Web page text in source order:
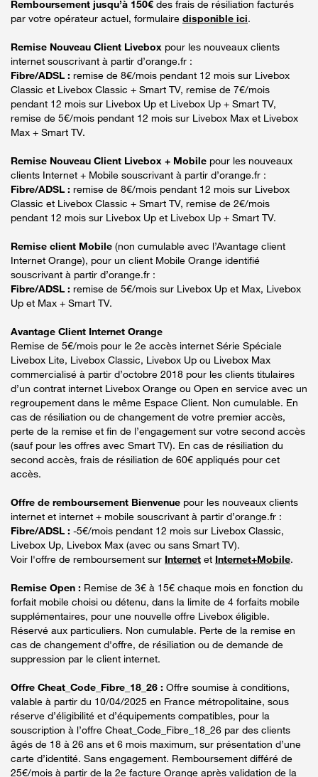
Remboursement jusqu’à 150€ des frais de résiliation facturés
par votre opérateur actuel, formulaire disponible ici.
Remise Nouveau Client Livebox pour les nouveaux clients
internet souscrivant à partir d’orange.fr :
Fibre/ADSL : remise de 8€/mois pendant 12 mois sur Livebox
Classic et Livebox Classic + Smart TV, remise de 7€/mois
pendant 12 mois sur Livebox Up et Livebox Up + Smart TV,
remise de 5€/mois pendant 12 mois sur Livebox Max et Livebox
Max + Smart TV.
Remise Nouveau Client Livebox + Mobile pour les nouveaux
clients Internet + Mobile souscrivant à partir d’orange.fr :
Fibre/ADSL : remise de 8€/mois pendant 12 mois sur Livebox
Classic et Livebox Classic + Smart TV, remise de 2€/mois
pendant 12 mois sur Livebox Up et Livebox Up + Smart TV.
Remise client Mobile (non cumulable avec l’Avantage client
Internet Orange), pour un client Mobile Orange identifié
souscrivant à partir d’orange.fr :
Fibre/ADSL : remise de 5€/mois sur Livebox Up et Max, Livebox
Up et Max + Smart TV.
Avantage Client Internet Orange
Remise de 5€/mois pour le 2e accès internet Série Spéciale
Livebox Lite, Livebox Classic, Livebox Up ou Livebox Max
commercialisé à partir d’octobre 2018 pour les clients titulaires
d’un contrat internet Livebox Orange ou Open en service avec un
regroupement dans le même Espace Client. Non cumulable. En
cas de résiliation ou de changement de votre premier accès,
perte de la remise et fin de l’engagement sur votre second accès
(sauf pour les offres avec Smart TV). En cas de résiliation du
second accès, frais de résiliation de 60€ appliqués pour cet
accès.
Offre de remboursement Bienvenue pour les nouveaux clients
internet et internet + mobile souscrivant à partir d’orange.fr :
Fibre/ADSL : -5€/mois pendant 12 mois sur Livebox Classic,
Livebox Up, Livebox Max (avec ou sans Smart TV).
Voir l'offre de remboursement sur Internet et Internet+Mobile.
Remise Open : Remise de 3€ à 15€ chaque mois en fonction du
forfait mobile choisi ou détenu, dans la limite de 4 forfaits mobile
supplémentaires, pour une nouvelle offre Livebox éligible.
Réservé aux particuliers. Non cumulable. Perte de la remise en
cas de changement d'offre, de résiliation ou de demande de
suppression par le client internet.
Offre Cheat_Code_Fibre_18_26 : Offre soumise à conditions,
valable à partir du 10/04/2025 en France métropolitaine, sous
réserve d’éligibilité et d’équipements compatibles, pour la
souscription à l’offre Cheat_Code_Fibre_18_26 par des clients
âgés de 18 à 26 ans et 6 mois maximum, sur présentation d’une
carte d’identité. Sans engagement. Remboursement différé de
25€/mois à partir de la 2e facture Orange après validation de la